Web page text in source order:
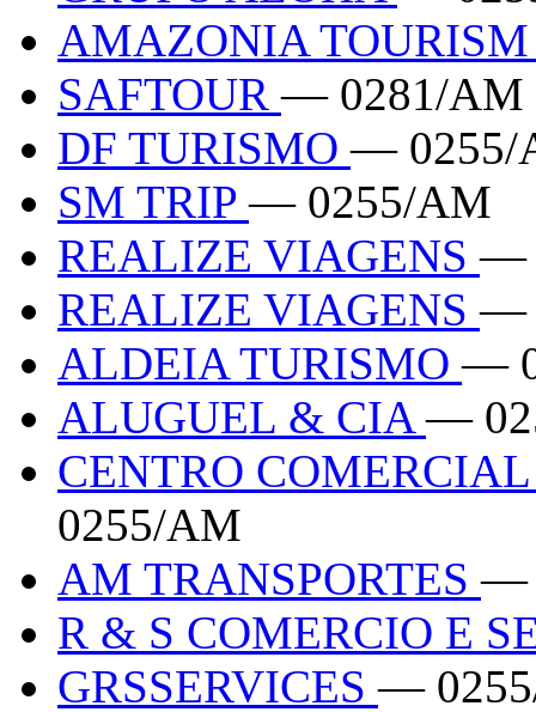
AMAZONIA
SAFTOUR— 0281/AM
DF TURISMO— 0255/
SM TRIP— 0255/AM
REALIZE VIAGENS—
REALIZE VIAGENS—
ALDEIA TURISMO—
ALUGUEL & CIA—
CENTRO
0255/AM
AM TRANSPORTES—
R & S COMERCIO E
GRSSERVICES—